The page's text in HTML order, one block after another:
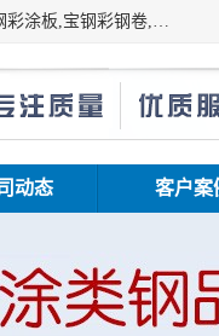
上海志辰实业有限公司主要经销:上海宝钢彩钢卷（宝钢总厂）台湾氟碳彩钢板,烨辉彩钢板,宝钢彩钢板,宝钢彩涂板,宝钢彩钢卷,马钢彩钢板,马钢彩钢卷,镀铝锌钢板,PVDF彩钢板,台湾烨辉彩钢板,高耐候彩钢板,硅改性彩钢板,规格齐全。
动态 客户案